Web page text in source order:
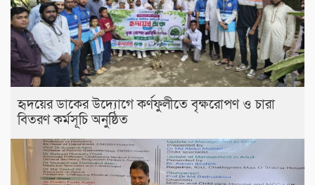
হৃদয়ের ডাকের উদ্যোগে কর্ণফুলীতে বৃক্ষরোপণ ও চারা
বিতরণ কর্মসূচি অনুষ্ঠিত